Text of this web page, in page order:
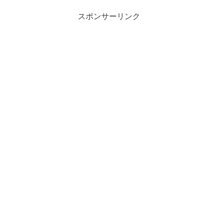
スポンサーリンク